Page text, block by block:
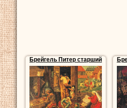
Купить
репродукции
художника,
речной пейзаж,
Брейгель Питер старший